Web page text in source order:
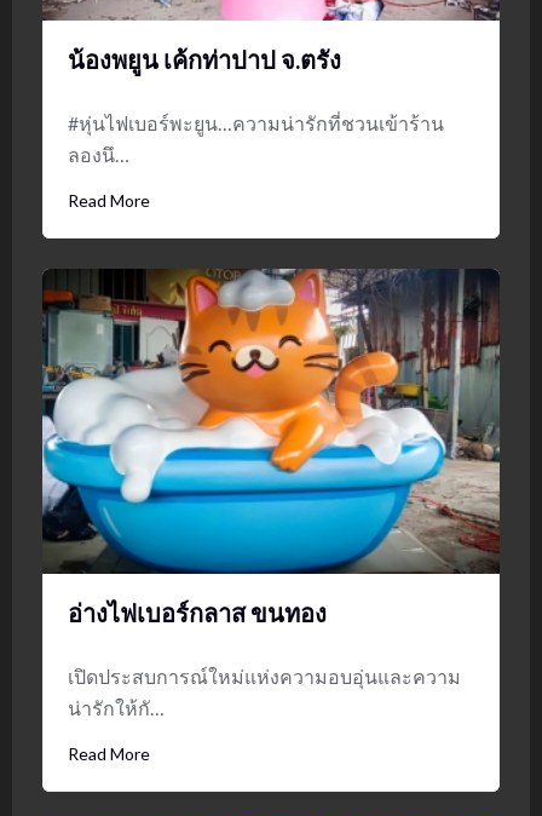
น้องพยูน เค้กท่าปาป จ.ตรัง
#หุ่นไฟเบอร์พะยูน…ความน่ารักที่ชวนเข้าร้าน
ลองนึ…
Read More
อ่างไฟเบอร์กลาส ขนทอง
เปิดประสบการณ์ใหม่แห่งความอบอุ่นและความ
น่ารักให้กั…
Read More